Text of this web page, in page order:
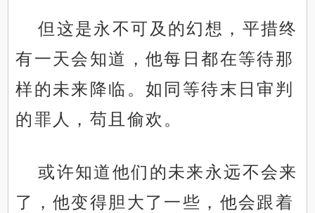
但这是永不可及的幻想，平措终
有一天会知道，他每日都在等待那
样的未来降临。如同等待末日审判
的罪人，苟且偷欢。
或许知道他们的未来永远不会来
了，他变得胆大了一些，他会跟着